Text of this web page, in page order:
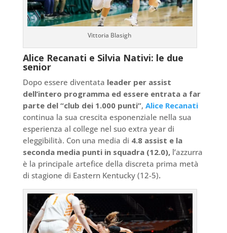
Vittoria Blasigh
Alice Recanati e Silvia Nativi: le due
senior
Dopo essere diventata leader per assist
dell’intero programma ed essere entrata a far
parte del “club dei 1.000 punti”, Alice Recanati
continua la sua crescita esponenziale nella sua
esperienza al college nel suo extra year di
eleggibilità. Con una media di 4.8 assist e la
seconda media punti in squadra (12.0),l’azzurra
è la principale artefice della discreta prima metà
di stagione di Eastern Kentucky (12-5).